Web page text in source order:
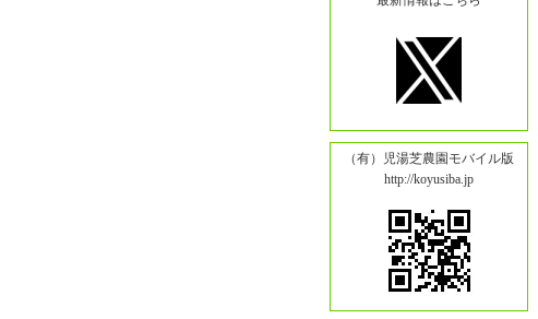
（有）児湯芝農園モバイル版
http://koyusiba.jp